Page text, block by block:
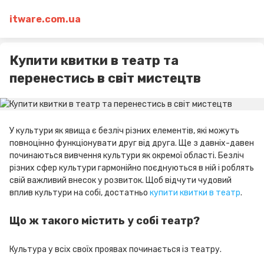
itware.com.ua
Купити квитки в театр та
перенестись в світ мистецтв
У культури як явища є безліч різних елементів, які можуть
повноцінно функціонувати друг від друга. Ще з давніх-давен
починаються вивчення культури як окремої області. Безліч
різних сфер культури гармонійно поєднуються в ній і роблять
свій важливий внесок у розвиток. Щоб відчути чудовий
вплив культури на собі, достатньо купити квитки в театр.
Що ж такого містить у собі театр?
Культура у всіх своїх проявах починається із театру.